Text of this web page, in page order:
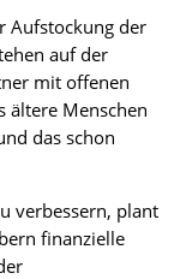
Aufstockung der
auf der
mit offenen
ältere Menschen
das schon
verbessern, plant
finanzielle